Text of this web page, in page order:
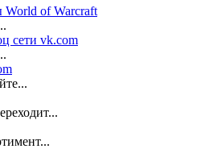
of Warcraft
сети vk.com